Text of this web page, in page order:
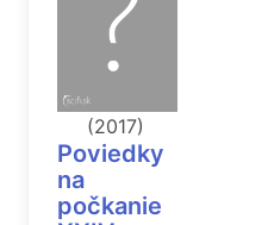
(2017)
Poviedky
na
počkanie